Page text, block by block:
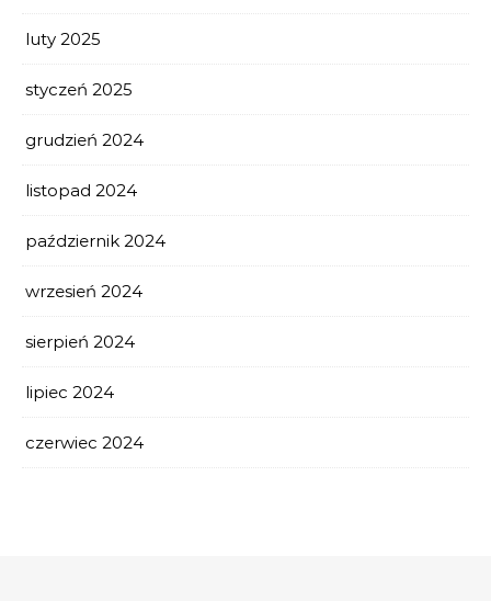
luty 2025
styczeń 2025
grudzień 2024
listopad 2024
październik 2024
wrzesień 2024
sierpień 2024
lipiec 2024
czerwiec 2024